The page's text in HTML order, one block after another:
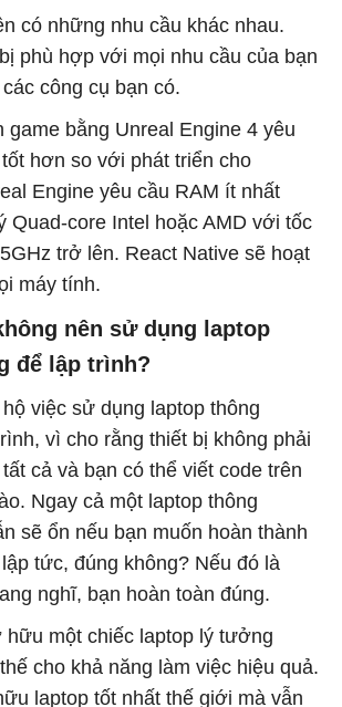
có những nhu cầu khác nhau.
phù hợp với mọi nhu cầu của bạn
công cụ bạn có.
game bằng Unreal Engine 4 yêu
hơn so với phát triển cho
Engine yêu cầu RAM ít nhất
Quad-core Intel hoặc AMD với tốc
trở lên. React Native sẽ hoạt
máy tính.
nên sử dụng laptop
để lập trình?
việc sử dụng laptop thông
vì cho rằng thiết bị không phải
cả và bạn có thể viết code trên
Ngay cả một laptop thông
sẽ ổn nếu bạn muốn hoàn thành
tức, đúng không? Nếu đó là
nghĩ, bạn hoàn toàn đúng.
một chiếc laptop lý tưởng
cho khả năng làm việc hiệu quả.
laptop tốt nhất thế giới mà vẫn